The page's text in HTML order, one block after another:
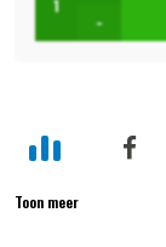
-
Toon meer